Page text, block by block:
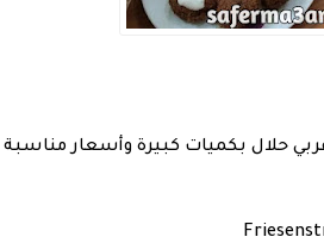
حلال بكميات كبيرة وأسعار مناسبة